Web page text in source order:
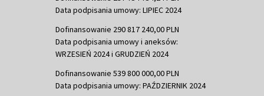
Data podpisania umowy: LIPIEC 2024
Dofinansowanie 290 817 240,00 PLN
Data podpisania umowy i aneksów:
WRZESIEŃ 2024 i GRUDZIEŃ 2024
Dofinansowanie 539 800 000,00 PLN
Data podpisania umowy: PAŹDZIERNIK 2024